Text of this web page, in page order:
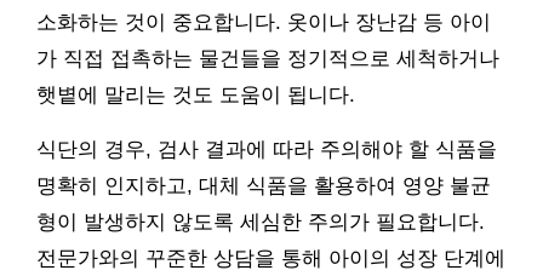
소화하는 것이 중요합니다. 옷이나 장난감 등 아이
가 직접 접촉하는 물건들을 정기적으로 세척하거나
햇볕에 말리는 것도 도움이 됩니다.
식단의 경우, 검사 결과에 따라 주의해야 할 식품을
명확히 인지하고, 대체 식품을 활용하여 영양 불균
형이 발생하지 않도록 세심한 주의가 필요합니다.
전문가와의 꾸준한 상담을 통해 아이의 성장 단계에